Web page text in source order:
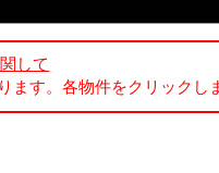
して
す。各物件をクリック